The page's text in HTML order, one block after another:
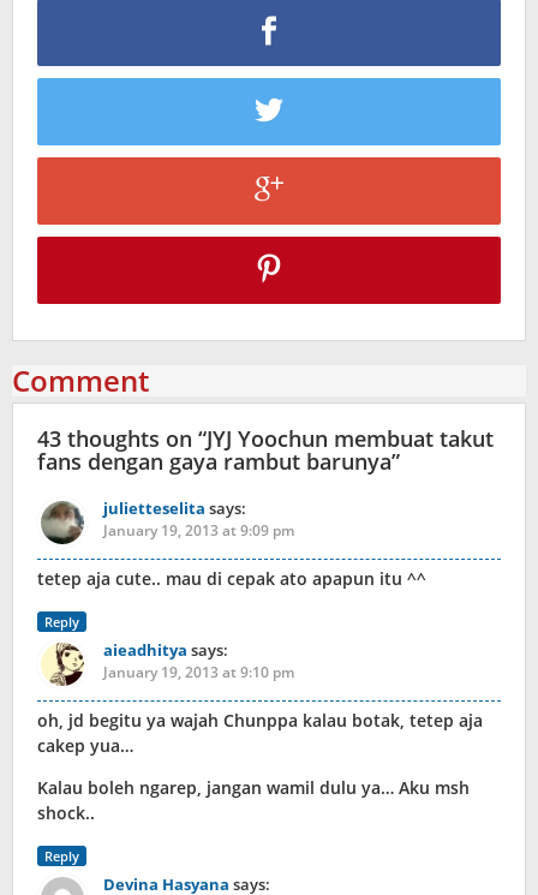
Comment
43 thoughts on “JYJ Yoochun membuat takut
fans dengan gaya rambut barunya”
julietteselita says:
January 19, 2013 at 9:09 pm
tetep aja cute.. mau di cepak ato apapun itu ^^
Reply
aieadhitya says:
January 19, 2013 at 9:10 pm
oh, jd begitu ya wajah Chunppa kalau botak, tetep aja
cakep yua…
Kalau boleh ngarep, jangan wamil dulu ya… Aku msh
shock..
Reply
Devina Hasyana says: